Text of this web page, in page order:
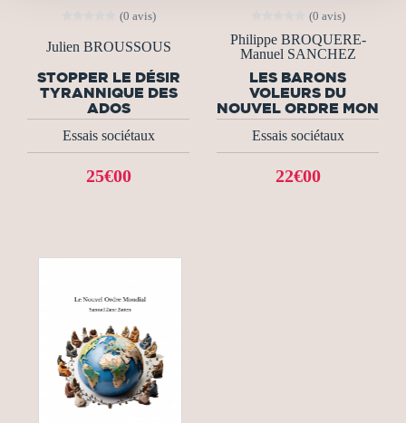
(0 avis)
Julien BROUSSOUS
STOPPER LE DÉSIR
TYRANNIQUE DES
ADOS
Essais sociétaux
25€00
(0 avis)
Philippe BROQUERE-
Manuel SANCHEZ
LES BARONS
VOLEURS DU
NOUVEL ORDRE MON
Essais sociétaux
22€00